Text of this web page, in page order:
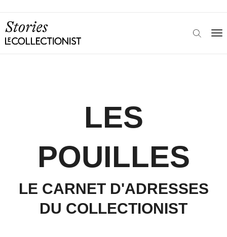
LES
POUILLES
LE CARNET D'ADRESSES
DU COLLECTIONIST